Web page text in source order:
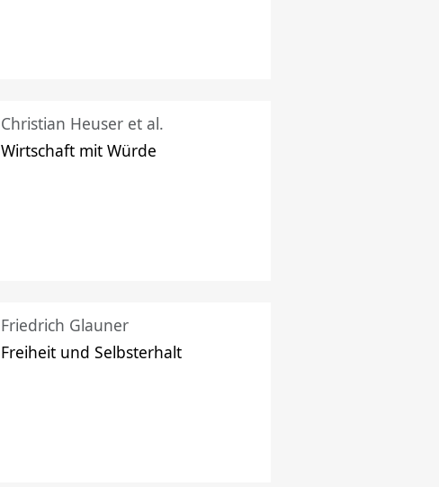
Christian Heuser et al.
Wirtschaft mit Würde
Friedrich Glauner
Freiheit und Selbsterhalt